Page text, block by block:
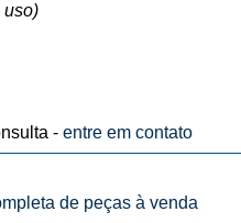
uso)
- entre em contato
de peças à venda